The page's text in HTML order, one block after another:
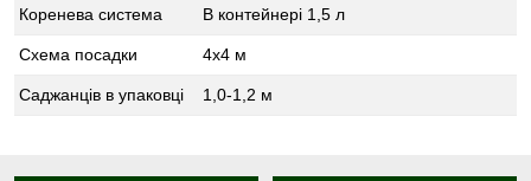
Коренева система В контейнері 1,5 л
Схема посадки 4х4 м
Саджанців в упаковці 1,0-1,2 м